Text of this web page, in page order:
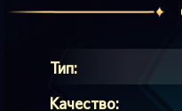
Тип:
Качество: